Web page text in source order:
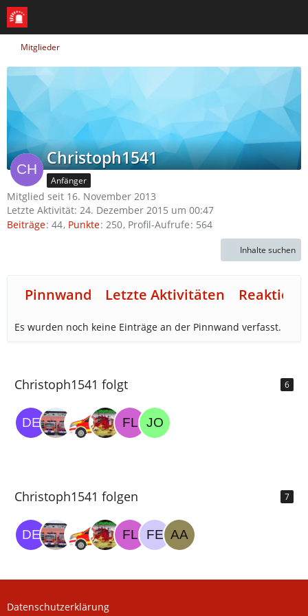
Mitglieder
Christoph1541
Anfänger
Mitglied seit 16. November 2013
Letzte Aktivität: 24. Dezember 2015 um 00:47
Beiträge 44 Punkte 250 Profil-Aufrufe 564
Inhalte suchen
Pinnwand Letzte Aktivitäten
Es wurden noch keine Einträge an der Pinnwand verfasst.
Christoph1541 folgt 6
Christoph1541 folgen 7
Datenschutzerklärung